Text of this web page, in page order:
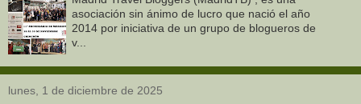
asociación sin ánimo de lucro que nació el año
2014 por iniciativa de un grupo de blogueros de
v...
lunes, 1 de diciembre de 2025